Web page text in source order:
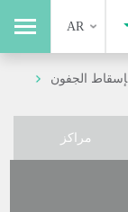
AR
إسقاط الجفون
مراكز